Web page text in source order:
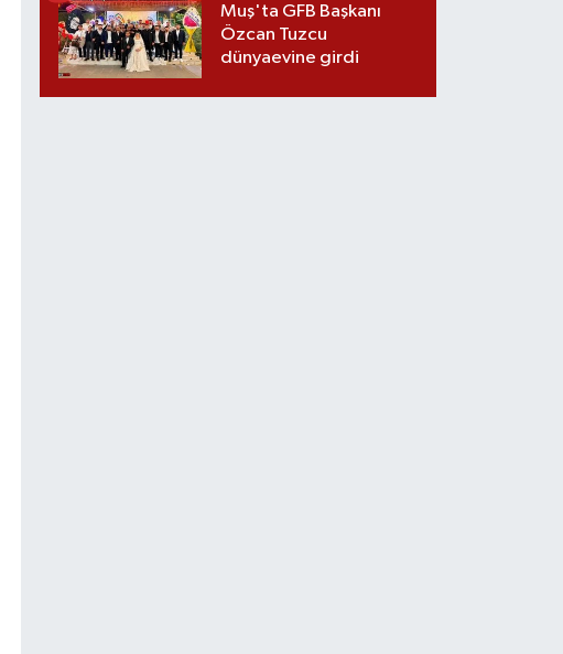
Muş'ta GFB Başkanı
Özcan Tuzcu
dünyaevine girdi